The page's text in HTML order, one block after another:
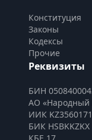
Конституция
Законы
Кодексы
Прочие
Реквизиты
БИН
АО «Народный
ИИК
БИК HSBKKZKX